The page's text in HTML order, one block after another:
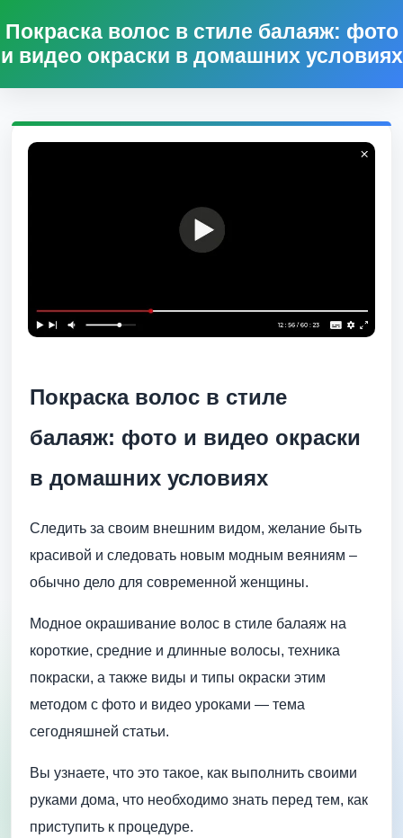
Покраска волос в стиле балаяж: фото
и видео окраски в домашних условиях
Покраска волос в стиле
балаяж: фото и видео окраски
в домашних условиях
Следить за своим внешним видом, желание быть
красивой и следовать новым модным веяниям –
обычно дело для современной женщины.
Модное окрашивание волос в стиле балаяж на
короткие, средние и длинные волосы, техника
покраски, а также виды и типы окраски этим
методом с фото и видео уроками — тема
сегодняшней статьи.
Вы узнаете, что это такое, как выполнить своими
руками дома, что необходимо знать перед тем, как
приступить к процедуре.